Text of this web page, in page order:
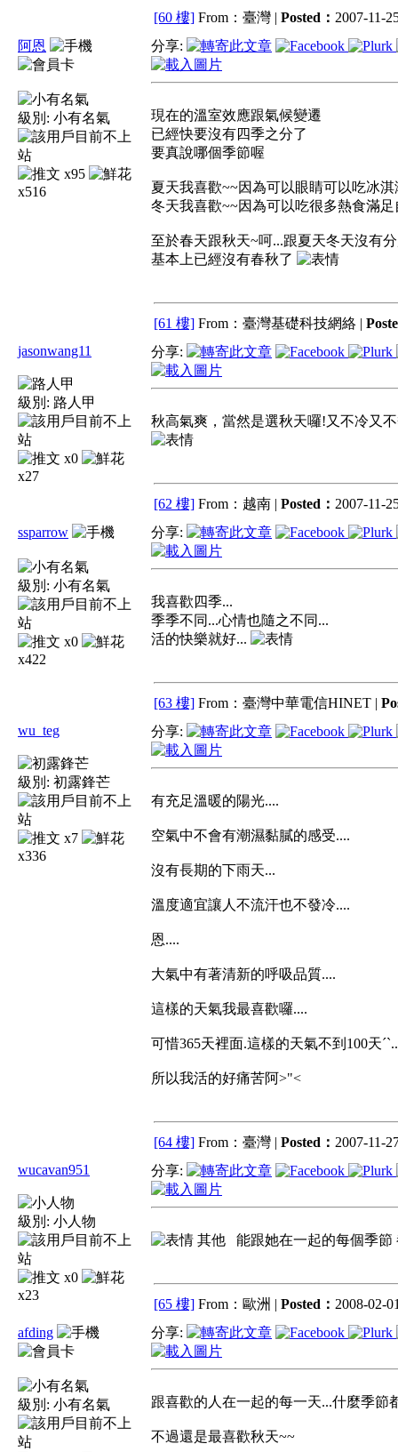
[60 樓] From：臺灣 | Posted： 2007-11-
阿恩
級別: 小有名氣
x95
x516
分享:
現在的溫室效應跟氣候變遷
已經快要沒有四季之分了
要真說哪個季節喔
夏天我喜歡~~因為可以眼睛可以吃冰
冬天我喜歡~~因為可以吃很多熱食滿
至於春天跟秋天~呵...跟夏天冬天沒有
基本上已經沒有春秋了
[61 樓] From：臺灣基礎科技網絡 |
jasonwang11
級別: 路人甲
x0
x27
分享:
秋高氣爽，當然是選秋天囉!又不冷又
[62 樓] From：越南 | Posted： 2007-11-
ssparrow
級別: 小有名氣
x0
x422
分享:
我喜歡四季...
季季不同...心情也隨之不同...
活的快樂就好...
[63 樓] From：臺灣中華電信HINET |
wu_teg
級別: 初露鋒芒
x7
x336
分享:
有充足溫暖的陽光....
空氣中不會有潮濕黏膩的感受....
沒有長期的下雨天...
溫度適宜讓人不流汗也不發冷....
恩....
大氣中有著清新的呼吸品質....
這樣的天氣我最喜歡囉....
可惜365天裡面.這樣的天氣不到100天
所以我活的好痛苦阿>"<
[64 樓] From：臺灣 | Posted： 2007-11-
wucavan951
級別: 小人物
x0
x23
分享:
其他 能跟她在一起的每個季節
[65 樓] From：歐洲 | Posted： 2008-02-
afding
級別: 小有名氣
分享:
跟喜歡的人在一起的每一天...什麼季節
不過還是最喜歡秋天~~